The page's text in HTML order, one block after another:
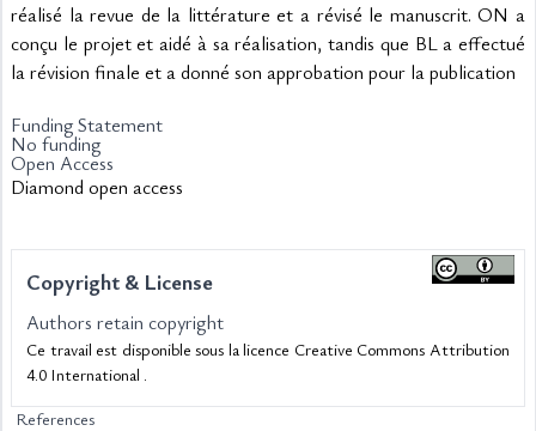
réalisé la revue de la littérature et a révisé le manuscrit. ON a
conçu le projet et aidé à sa réalisation, tandis que BL a effectué
la révision finale et a donné son approbation pour la publication
Funding Statement
No funding
Open Access
Diamond open access
Copyright & License
Authors retain copyright
Ce travail est disponible sous la licence Creative Commons Attribution
4.0 International .
References